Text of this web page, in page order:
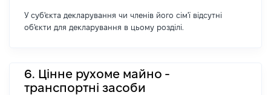
У суб'єкта декларування чи членів його сім'ї відсутні
об'єкти для декларування в цьому розділі.
6. Цінне рухоме майно -
транспортні засоби